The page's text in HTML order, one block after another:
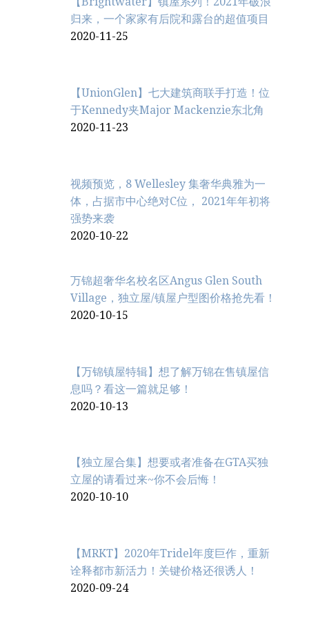
归来，一个家家有后院和露台的超值项目
2020-11-25
【UnionGlen】七大建筑商联手打造！位
于Kennedy夹Major Mackenzie东北角
2020-11-23
视频预览，8 Wellesley 集奢华典雅为一
体，占据市中心绝对C位， 2021年年初将
强势来袭
2020-10-22
万锦超奢华名校名区Angus Glen South
Village，独立屋/镇屋户型图价格抢先看！
2020-10-15
【万锦镇屋特辑】想了解万锦在售镇屋信
息吗？看这一篇就足够！
2020-10-13
【独立屋合集】想要或者准备在GTA买独
立屋的请看过来~你不会后悔！
2020-10-10
【MRKT】2020年Tridel年度巨作，重新
诠释都市新活力！关键价格还很诱人！
2020-09-24